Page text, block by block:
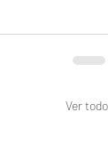
Ver todo